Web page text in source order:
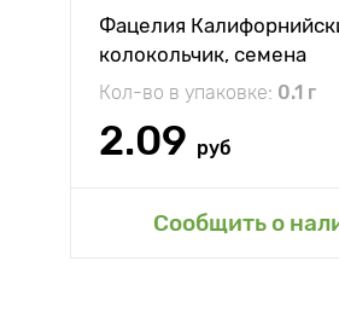
Фацелия
колокольчик, семена
Кол-во в упаковке: 0.1 г
2.09 руб
Сообщить о